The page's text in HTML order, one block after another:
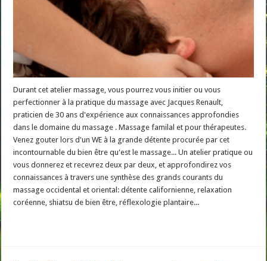
Durant cet atelier massage, vous pourrez vous initier ou vous
perfectionner à la pratique du massage avec Jacques Renault,
praticien de 30 ans d'expérience aux connaissances approfondies
dans le domaine du massage . Massage familal et pour thérapeutes.
Venez gouter lors d'un WE à la grande détente procurée par cet
incontournable du bien être qu'est le massage... Un atelier pratique ou
vous donnerez et recevrez deux par deux, et approfondirez vos
connaissances à travers une synthèse des grands courants du
massage occidental et oriental: détente californienne, relaxation
coréenne, shiatsu de bien être, réflexologie plantaire...